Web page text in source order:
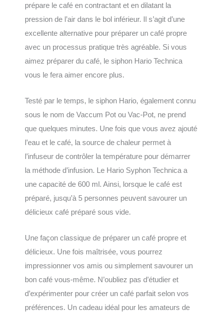
prépare le café en contractant et en dilatant la
pression de l’air dans le bol inférieur. Il s’agit d’une
excellente alternative pour préparer un café propre
avec un processus pratique très agréable. Si vous
aimez préparer du café, le siphon Hario Technica
vous le fera aimer encore plus.
Testé par le temps, le siphon Hario, également connu
sous le nom de Vaccum Pot ou Vac-Pot, ne prend
que quelques minutes. Une fois que vous avez ajouté
l’eau et le café, la source de chaleur permet à
l’infuseur de contrôler la température pour démarrer
la méthode d’infusion. Le Hario Syphon Technica a
une capacité de 600 ml. Ainsi, lorsque le café est
préparé, jusqu’à 5 personnes peuvent savourer un
délicieux café préparé sous vide.
Une façon classique de préparer un café propre et
délicieux. Une fois maîtrisée, vous pourrez
impressionner vos amis ou simplement savourer un
bon café vous-même. N’oubliez pas d’étudier et
d’expérimenter pour créer un café parfait selon vos
préférences. Un cadeau idéal pour les amateurs de